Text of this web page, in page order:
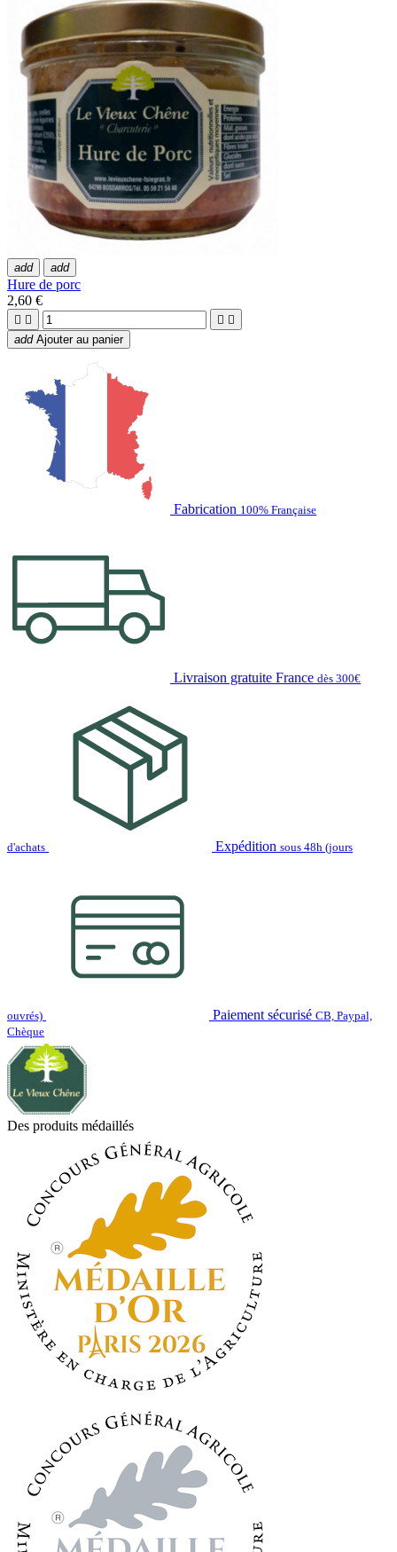
add add
Hure de porc
2,60 €
   
add Ajouter au panier
Fabrication 100% Française
Livraison gratuite France dès 300€
d'achats Expédition sous 48h (jours
ouvrés) Paiement sécurisé CB, Paypal,
Chèque
Des produits médaillés